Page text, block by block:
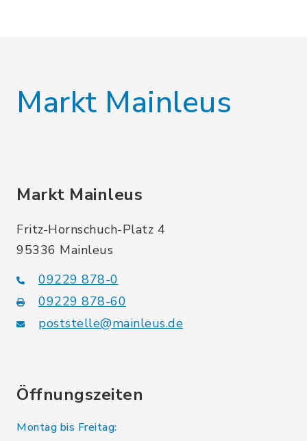
Markt Mainleus
Markt Mainleus
Fritz-Hornschuch-Platz 4
95336 Mainleus
09229 878-0
09229 878-60
poststelle@mainleus.de
Öffnungszeiten
Montag bis Freitag: